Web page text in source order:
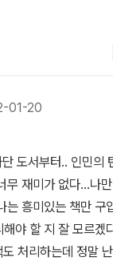
있는 시민을 위한
의 해체>(모티브북
역해왔기 때문이다(
에 속하겠군). 분량
, 김비환 교수의 <
손에 들 수 있겠다
『인민의 탄생』에
로운 방법론을 채택
적 연구에 기대어
변동과정을 설명
근대와 공론장의 지
변동은 공론장 구조
서 볼 때, 19세기 중
른 시대가 다가오
안장 시대
층에 반기를 든 민
력을 갖춘 ‘문해인
드라마에서 우연히 시
자 할 때, 이를 반대
개가 말을 하게 된다
민정음을 반포하
의도치 않게 결국
한 민족어로서의 기
효과. 이것이 바로
러한 인민의 탄생을
』이다.조선후기에
고군분투하던 90년
부터 새롭게 등장하
01-20
도서부터.. 인민의
무 재미가 없다...나
는 흥미있는 책만 구
야 할 지 잘 모르겠
처리하는데 정말